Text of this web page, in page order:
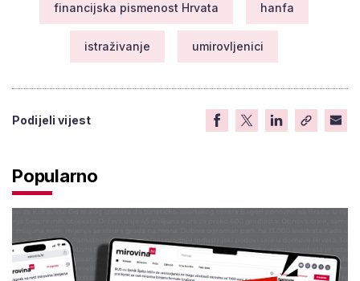
financijska pismenost Hrvata hanfa
istraživanje umirovljenici
Podijeli vijest
Popularno